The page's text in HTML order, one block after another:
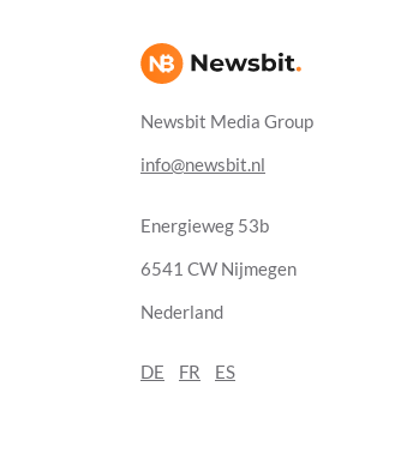
Newsbit Media Group
info@newsbit.nl
Energieweg 53b
6541 CW Nijmegen
Nederland
DE FR ES